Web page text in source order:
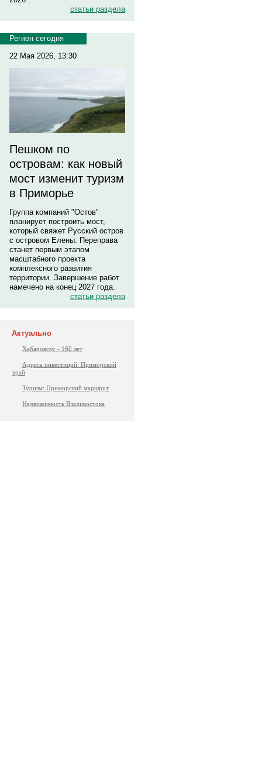
статьи раздела
Регион сегодня
22 Мая 2026, 13:30
Пешком по
островам: как новый
мост изменит туризм
в Приморье
Группа компаний "Остов"
планирует построить мост,
который свяжет Русский остров
с островом Елены. Переправа
станет первым этапом
масштабного проекта
комплексного развития
территории. Завершение работ
намечено на конец 2027 года.
статьи раздела
Актуально
Хабаровску - 160 лет
Адреса инвестиций. Приморский
край
Туризм: Приморский маршрут
Недвижимость Владивостока